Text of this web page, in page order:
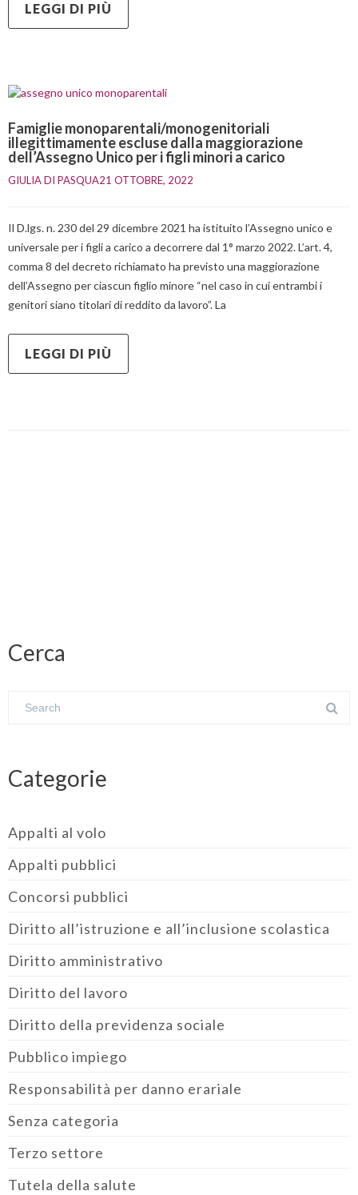
LEGGI DI PIÙ
Famiglie monoparentali/monogenitoriali
illegittimamente escluse dalla maggiorazione
dell’Assegno Unico per i figli minori a carico
GIULIA DI PASQUA21 OTTOBRE, 2022
Il D.lgs. n. 230 del 29 dicembre 2021 ha istituito l’Assegno unico e
universale per i figli a carico a decorrere dal 1° marzo 2022. L’art. 4,
comma 8 del decreto richiamato ha previsto una maggiorazione
dell’Assegno per ciascun figlio minore “nel caso in cui entrambi i
genitori siano titolari di reddito da lavoro”. La
LEGGI DI PIÙ
Cerca
Categorie
Appalti al volo
Appalti pubblici
Concorsi pubblici
Diritto all’istruzione e all’inclusione scolastica
Diritto amministrativo
Diritto del lavoro
Diritto della previdenza sociale
Pubblico impiego
Responsabilità per danno erariale
Senza categoria
Terzo settore
Tutela della salute